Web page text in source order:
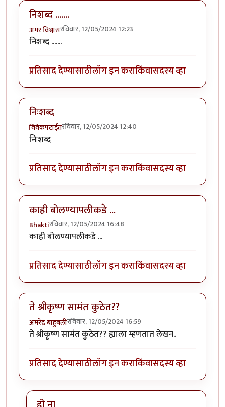
निशब्द .......
अमर विश्वासरविवार, 12/05/2024 12:23
निशब्द .......
प्रतिसाद देण्यासाठीलॉग इन कराकिंवासदस्य व्हा
निःशब्द
विवेकपटाईतरविवार, 12/05/2024 12:40
निःशब्द
प्रतिसाद देण्यासाठीलॉग इन कराकिंवासदस्य व्हा
काही बोलण्यापलीकडे ...
Bhaktiरविवार, 12/05/2024 16:48
काही बोलण्यापलीकडे ...
प्रतिसाद देण्यासाठीलॉग इन कराकिंवासदस्य व्हा
ते श्रीकृष्ण सामंत कुठेत??
अमरेंद्र बाहुबलीरविवार, 12/05/2024 16:59
ते श्रीकृष्ण सामंत कुठेत?? ह्याला म्हणतात लेखन..
प्रतिसाद देण्यासाठीलॉग इन कराकिंवासदस्य व्हा